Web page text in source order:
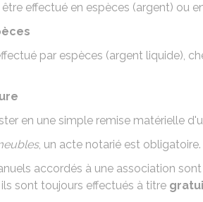
effectué en espèces (argent) ou
par espèces (argent liquide),
en une simple remise matérielle
, un acte notarié est obligatoire.
accordés à une association
sont toujours effectués à titre